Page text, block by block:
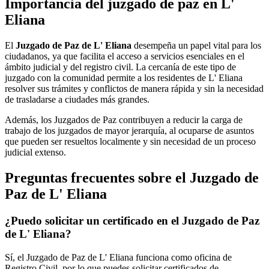
Importancia del juzgado de paz en L'
Eliana
El Juzgado de Paz de L' Eliana desempeña un papel vital para los
ciudadanos, ya que facilita el acceso a servicios esenciales en el
ámbito judicial y del registro civil. La cercanía de este tipo de
juzgado con la comunidad permite a los residentes de L' Eliana
resolver sus trámites y conflictos de manera rápida y sin la necesidad
de trasladarse a ciudades más grandes.
Además, los Juzgados de Paz contribuyen a reducir la carga de
trabajo de los juzgados de mayor jerarquía, al ocuparse de asuntos
que pueden ser resueltos localmente y sin necesidad de un proceso
judicial extenso.
Preguntas frecuentes sobre el Juzgado de
Paz de L' Eliana
¿Puedo solicitar un certificado en el Juzgado de Paz
de L' Eliana?
Sí, el Juzgado de Paz de L' Eliana funciona como oficina de